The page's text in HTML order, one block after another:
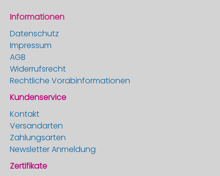
Informationen
Datenschutz
Impressum
AGB
Widerrufsrecht
Rechtliche Vorabinformationen
Kundenservice
Kontakt
Versandarten
Zahlungsarten
Newsletter Anmeldung
Zertifikate